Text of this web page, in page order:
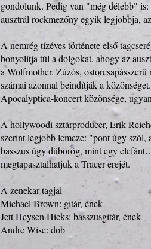
gondolunk. Pedig van "még délebb"
ausztrál rockmezőny egyik legjobbja,
A nemrég tízéves története első
bonyolítja túl a dolgokat, ahogy az
a Wolfmother. Zúzós,
számai azonnal beindítják a
Apocalyptica-koncert közönsége,
A hollywoodi sztárproducer, Erik
szerint legjobb lemeze: "pont úgy szól,
basszus úgy dübörög, mint egy
megtapasztalhatjuk a Tracer erejét.
A zenekar tagjai
Michael Brown: gitár, ének
Jett Heysen Hicks: basszusgitár, ének
Andre Wise: dob